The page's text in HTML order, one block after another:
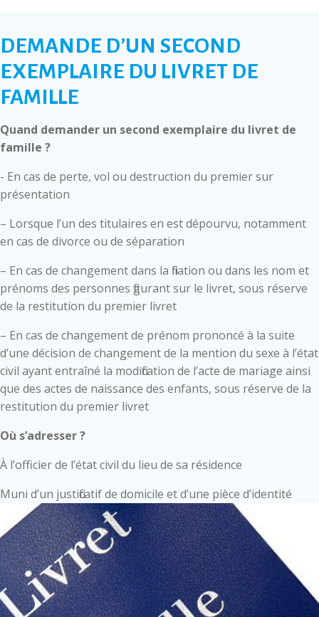
DEMANDE D’UN SECOND
EXEMPLAIRE DU LIVRET DE
FAMILLE
Quand demander un second exemplaire du livret de
famille ?
- En cas de perte, vol ou destruction du premier sur
présentation
– Lorsque l’un des titulaires en est dépourvu, notamment
en cas de divorce ou de séparation
– En cas de changement dans la filiation ou dans les nom et
prénoms des personnes figurant sur le livret, sous réserve
de la restitution du premier livret
– En cas de changement de prénom prononcé à la suite
d’une décision de changement de la mention du sexe à l’état
civil ayant entraîné la modification de l’acte de mariage ainsi
que des actes de naissance des enfants, sous réserve de la
restitution du premier livret
Où s’adresser ?
À l’officier de l’état civil du lieu de sa résidence
Muni d’un justificatif de domicile et d’une pièce d’identité